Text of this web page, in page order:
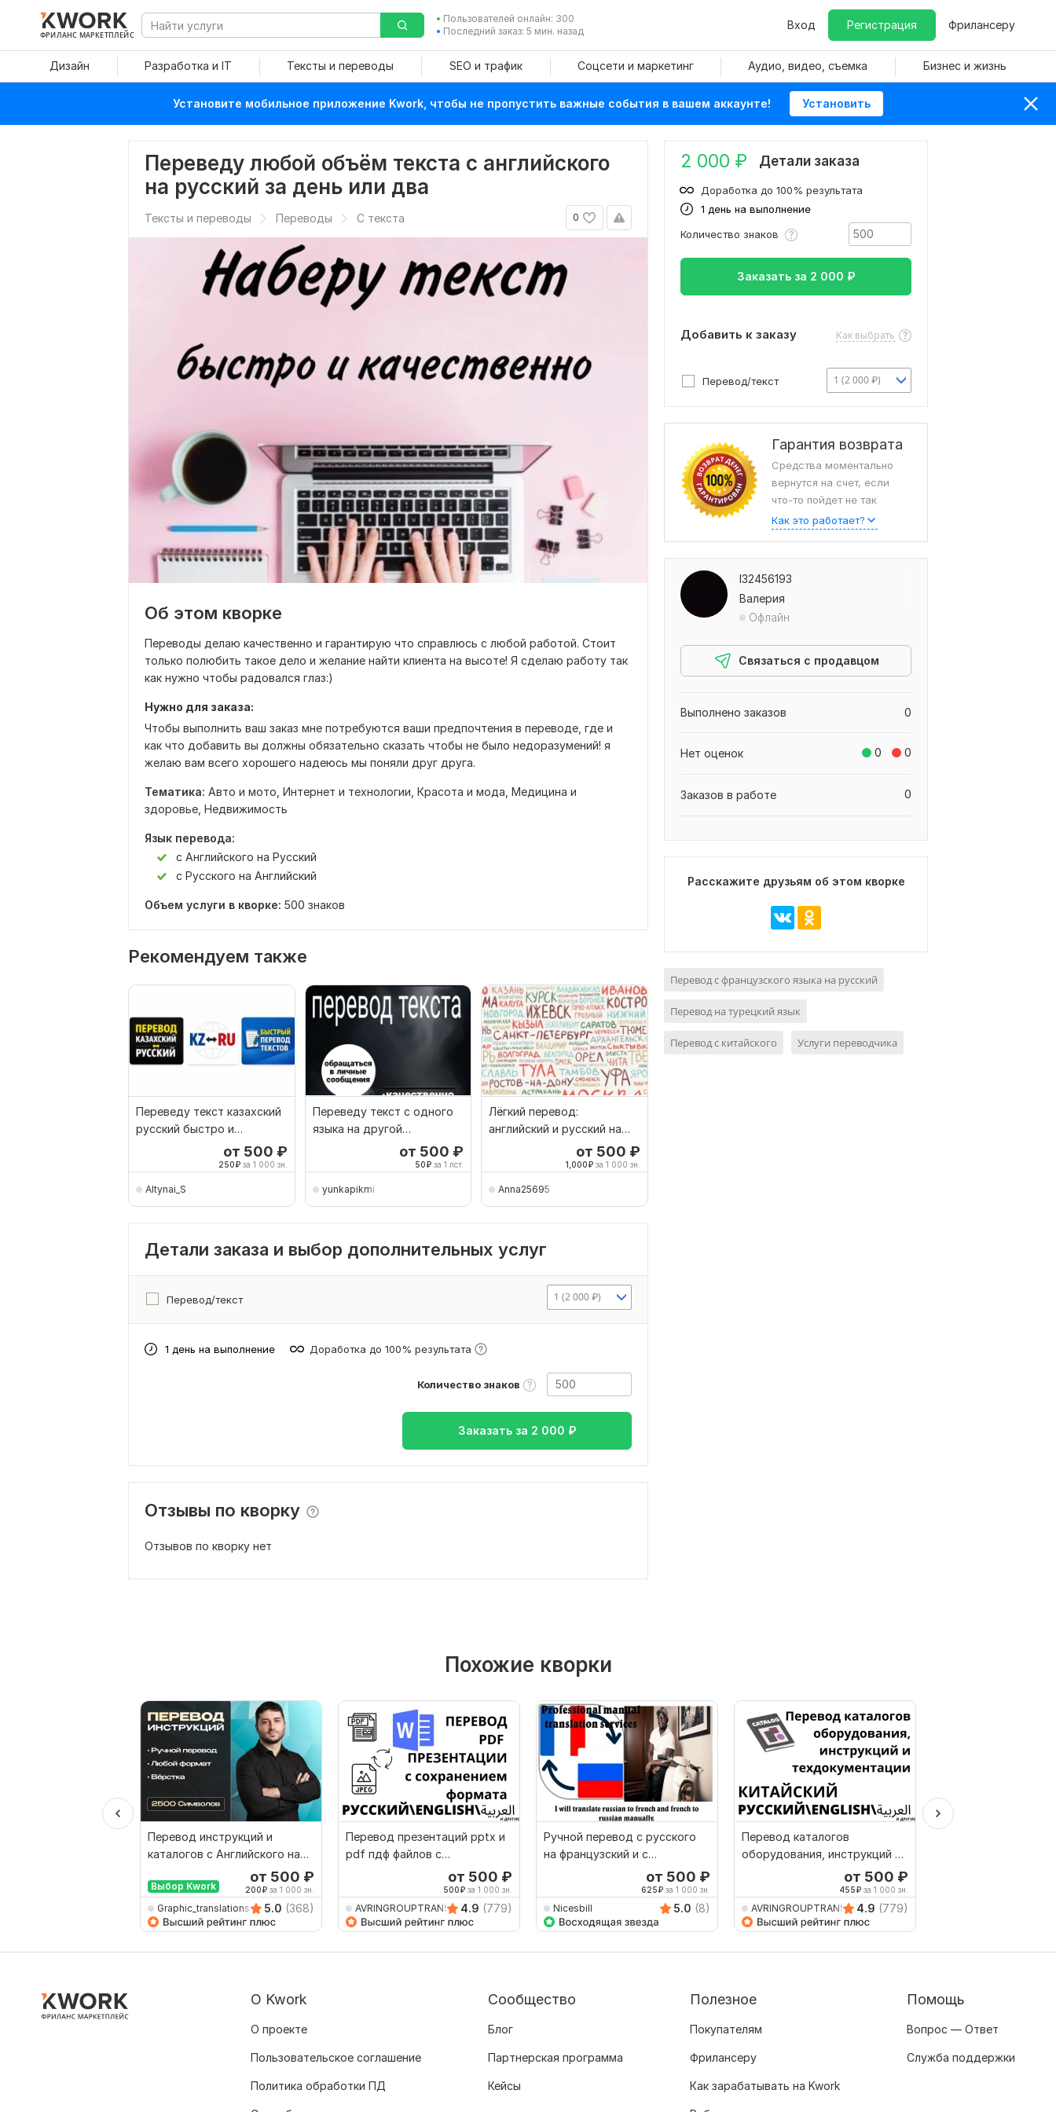
ФРИЛАНС МАРКЕТПЛЕЙС
Пользователей онлайн: 300
Последний заказ: 5 мин. назад
Вход Регистрация Фрилансеру
Дизайн Разработка и IT Тексты и переводы SEO и трафик Соцсети и маркетинг Аудио, видео, съемка Бизнес и жизнь
Установите мобильное приложение Kwork, чтобы не пропустить важные события в вашем аккаунте! Установить
Переведу любой объём текста с английского
на русский за день или два
0
Тексты и переводы Переводы С текста
Об этом кворке
Переводы делаю качественно и гарантирую что справлюсь с любой работой. Стоит
только полюбить такое дело и желание найти клиента на высоте! Я сделаю работу так
как нужно чтобы радовался глаз:)
Нужно для заказа:
Чтобы выполнить ваш заказ мне потребуются ваши предпочтения в переводе, где и
как что добавить вы должны обязательно сказать чтобы не было недоразумений! я
желаю вам всего хорошего надеюсь мы поняли друг друга.
Тематика: Авто и мото, Интернет и технологии, Красота и мода, Медицина и
здоровье, Недвижимость
Язык перевода:
с Английского на Русский
с Русского на Английский
Объем услуги в кворке: 500 знаков
Рекомендуем также
Переведу текст казахский
русский быстро и
качественно. За одну
от 500 ₽
250₽за 1 000 зн.
Altynai_S
Переведу текст с одного
языка на другой
английски-русскийот 500 ₽
50₽ за 1 лст.
yunkapikmi
Лёгкий перевод:
английский и русский на
от 500 ₽
1,000₽за 1 000 зн.
Anna25695
Детали заказа и выбор дополнительных услуг
Перевод/текст 1 (2 000 ₽)
1 день на выполнение Доработка до 100% результата
Количество знаков
Заказать за 2 000 ₽
Отзывы по кворку
Отзывов по кворку нет
2 000 ₽ Детали заказа
1 день на выполнение
Доработка до 100% результата
Количество знаков
Заказать за 2 000 ₽
Добавить к заказу Как выбрать
Перевод/текст 1 (2 000 ₽)
Гарантия возврата
Средства моментально
вернутся на счет, если
что-то пойдет не так
Как это работает?
l32456193
Валерия
Офлайн
Связаться с продавцом
0
Выполнено заказов
0 0
Нет оценок
0
Заказов в работе
Расскажите друзьям об этом кворке
Перевод с французского языка на русский
Перевод на турецкий язык
Перевод с китайского Услуги переводчика
Похожие кворки
Перевод инструкций и
каталогов с Английского на
Русский и наоборот
Выбор Kwork
от 500 ₽
200₽ за 1 000 зн.
Graphic_translations 5.0 (368)
Перевод презентаций pptx и
pdf пдф файлов с
сохранением форматаот 500 ₽
500₽ за 1 000 зн.
AVRINGROUPTRANSLATIO
4.9 (779)
Ручной перевод с русского
на французский и с
французского на русский
от 500 ₽
625₽ за 1 000 зн.
Nicesbill 5.0 (8)
Перевод каталогов
оборудования, инструкций и
от 500 ₽
455₽ за 1 000 зн.
AVRINGROUPTRANSLATIO
4.9 (779)
О Kwork
О проекте
Пользовательское соглашение
Политика обработки ПД
Сообщество
Блог
Партнерская программа
Кейсы
Полезное
Покупателям
Фрилансеру
Как зарабатывать на Kwork
Помощь
Вопрос — Ответ
Служба поддержки